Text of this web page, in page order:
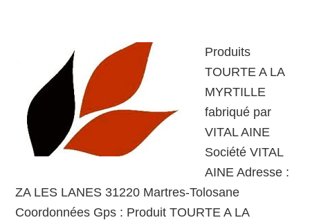
Produits
TOURTE A LA
MYRTILLE
fabriqué par
VITAL AINE
Société VITAL
AINE Adresse :
ZA LES LANES 31220 Martres-Tolosane
Coordonnées Gps : Produit TOURTE A LA